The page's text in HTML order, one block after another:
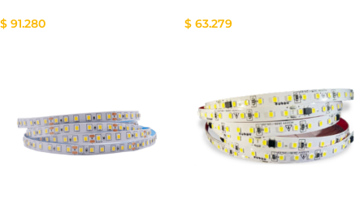
$ 91.280 $ 63.279